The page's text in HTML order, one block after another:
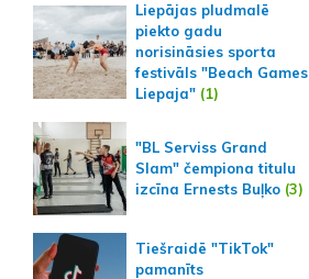
Liepājas pludmalē
piekto gadu
norisināsies sporta
festivāls "Beach Games
Liepaja"(1)
"BL Serviss Grand
Slam" čempiona titulu
izcīna Ernests Buļko(3)
Tiešraidē "TikTok"
pamanīts